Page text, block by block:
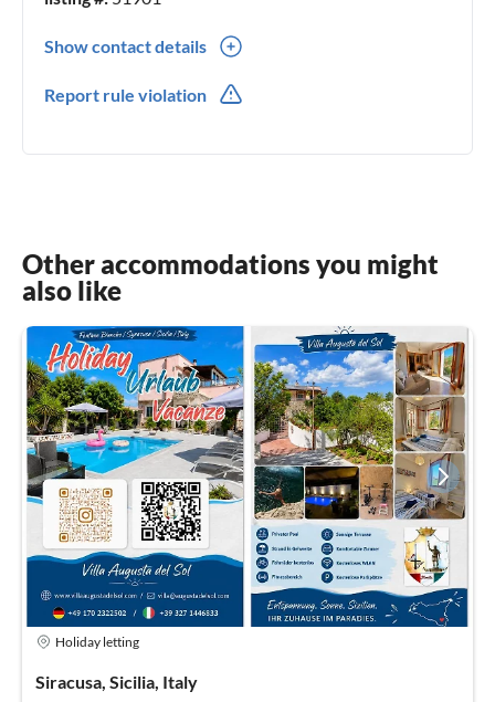
Show contact details
Report rule violation
Other accommodations you might
also like
Holiday letting
Siracusa, Sicilia, Italy